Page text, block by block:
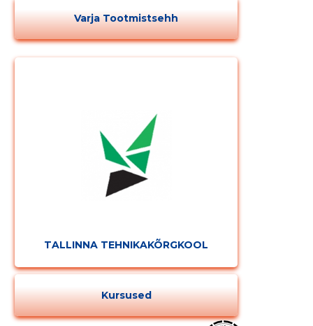
Varja Tootmistsehh
TALLINNA TEHNIKAKÕRGKOOL
Kursused